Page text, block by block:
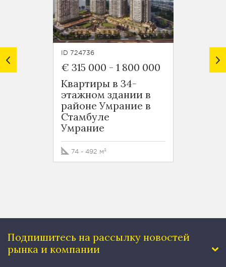
ID 724736
€ 315 000 - 1 800 000
Квартиры в 34-
этажном здании в
районе Умрание в
Стамбуле
Умрание
74 - 492 м²
€
Подпишитесь на рассылку новостей
рынка и компании